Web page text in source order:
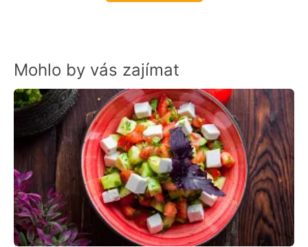
Mohlo by vás zajímat